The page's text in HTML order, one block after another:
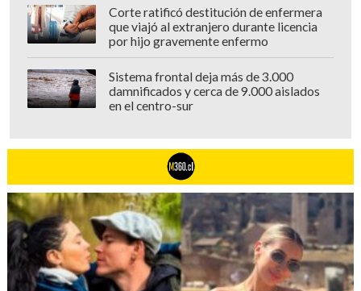
Corte ratificó destitución de enfermera
que viajó al extranjero durante licencia
por hijo gravemente enfermo
Sistema frontal deja más de 3.000
damnificados y cerca de 9.000 aislados
en el centro-sur